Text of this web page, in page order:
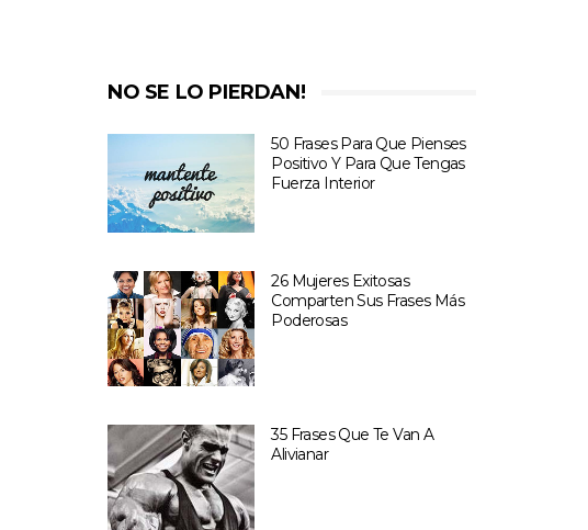
NO SE LO PIERDAN!
50 Frases Para Que Pienses
Positivo Y Para Que Tengas
Fuerza Interior
26 Mujeres Exitosas
Comparten Sus Frases Más
Poderosas
35 Frases Que Te Van A
Alivianar